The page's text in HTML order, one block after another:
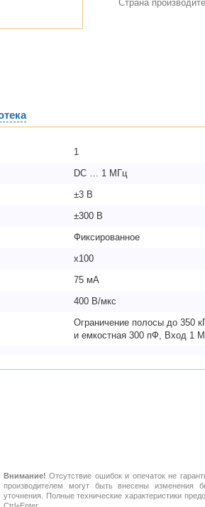
Страна
1
DC … 1 МГц
±3 В
±300 В
Фиксированное
х100
75 мА
400 В/мкс
Ограничение полосы до 350
и емкостная 300 пФ, Вход 1
Внимание! Отсутствие ошибок и опечаток не
производителем могут быть внесены изменения
уточнения. Полные технические характеристики